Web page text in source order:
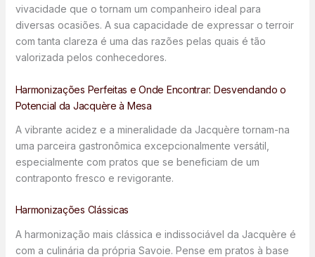
vivacidade que o tornam um companheiro ideal para
diversas ocasiões. A sua capacidade de expressar o terroir
com tanta clareza é uma das razões pelas quais é tão
valorizada pelos conhecedores.
Harmonizações Perfeitas e Onde Encontrar: Desvendando o
Potencial da Jacquère à Mesa
A vibrante acidez e a mineralidade da Jacquère tornam-na
uma parceira gastronômica excepcionalmente versátil,
especialmente com pratos que se beneficiam de um
contraponto fresco e revigorante.
Harmonizações Clássicas
A harmonização mais clássica e indissociável da Jacquère é
com a culinária da própria Savoie. Pense em pratos à base